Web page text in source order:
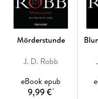
Future-Crime-Spannung:
futuristischen New York.
Starke Ermittlerin: Eve
und Tiefe.
eine einzigartige
Mörderstunde
J. D. Robb
eBook epub
9,99 €*